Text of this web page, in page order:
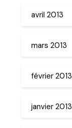
avril 2013
mars 2013
février 2013
janvier 2013